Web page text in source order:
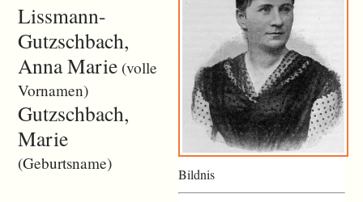
Bildnis
Lissmann-
Gutzschbach,
Anna Marie (volle
Vornamen)
Gutzschbach,
Marie
(Geburtsname)